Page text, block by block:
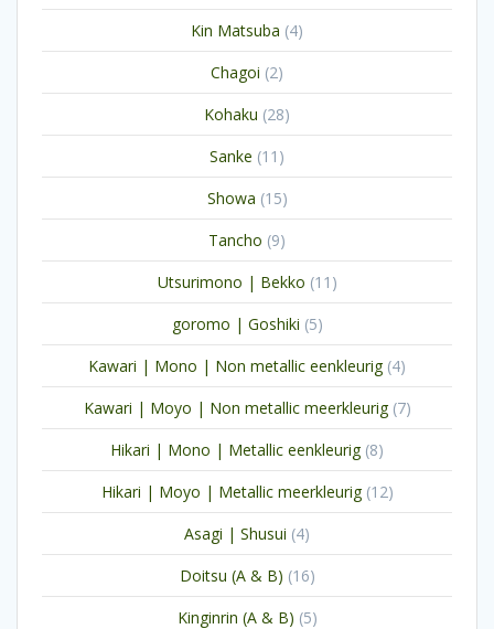
producten
Kin Matsuba 44
producten
Chagoi 22
producten
Kohaku 2828
producten
Sanke 11 11
producten
Showa 1515
producten
Tancho 99
producten
Utsurimono | Bekko 11 11
producten
goromo | Goshiki 55
producten
Kawari | Mono | Non metallic eenkleurig 44
producten
Kawari | Moyo | Non metallic meerkleurig 77
producten
Hikari | Mono | Metallic eenkleurig 88
producten
Hikari | Moyo | Metallic meerkleurig 1212
producten
Asagi | Shusui 44
producten
Doitsu (A & B) 1616
producten
Kinginrin (A & B) 55